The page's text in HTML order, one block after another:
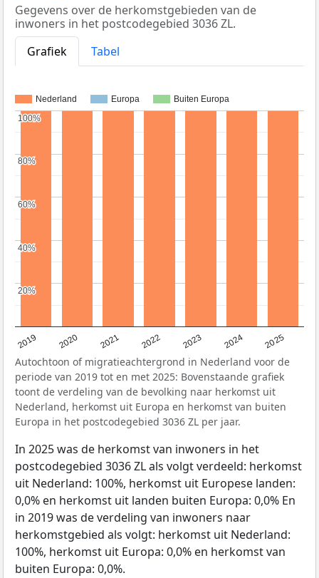
Gegevens over de herkomstgebieden van de
inwoners in het postcodegebied 3036 ZL.
Grafiek
Tabel
Nederland Europa Buiten Europa
2019 2020 2021 2022 2023 2024 2025
20%
20%
40%
40%
60%
60%
80%
80%
100%
100%
Autochtoon of migratieachtergrond in Nederland voor de
periode van 2019 tot en met 2025: Bovenstaande grafiek
toont de verdeling van de bevolking naar herkomst uit
Nederland, herkomst uit Europa en herkomst van buiten
Europa in het postcodegebied 3036 ZL per jaar.
In 2025 was de herkomst van inwoners in het
postcodegebied 3036 ZL als volgt verdeeld: herkomst
uit Nederland: 100%, herkomst uit Europese landen:
0,0% en herkomst uit landen buiten Europa: 0,0% En
in 2019 was de verdeling van inwoners naar
herkomstgebied als volgt: herkomst uit Nederland:
100%, herkomst uit Europa: 0,0% en herkomst van
buiten Europa: 0,0%.